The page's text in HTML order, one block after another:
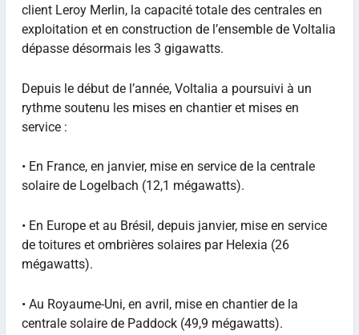
client Leroy Merlin, la capacité totale des centrales en
exploitation et en construction de l’ensemble de Voltalia
dépasse désormais les 3 gigawatts.
Depuis le début de l’année, Voltalia a poursuivi à un
rythme soutenu les mises en chantier et mises en
service :
• En France, en janvier, mise en service de la centrale
solaire de Logelbach (12,1 mégawatts).
• En Europe et au Brésil, depuis janvier, mise en service
de toitures et ombrières solaires par Helexia (26
mégawatts).
• Au Royaume-Uni, en avril, mise en chantier de la
centrale solaire de Paddock (49,9 mégawatts).